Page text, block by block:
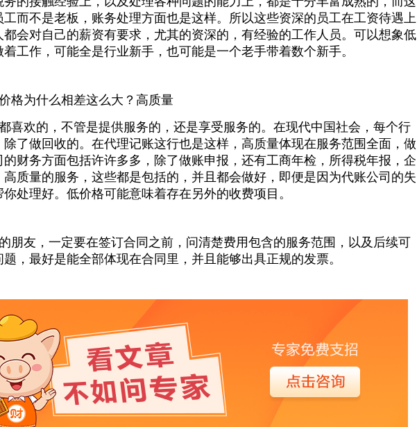
而不是老板，账务处理方面也是这样。所以这些资深的员工在工资待遇上
会对自己的薪资有要求，尤其的资深的，有经验的工作人员。可以想象低
工作，可能全是行业新手，也可能是一个老手带着数个新手。
格为什么相差这么大？高质量
喜欢的，不管是提供服务的，还是享受服务的。在现代中国社会，每个行
了做回收的。在代理记账这行也是这样，高质量体现在服务范围全面，做
财务方面包括许许多多，除了做账申报，还有工商年检，所得税年报，企
质量的服务，这些都是包括的，并且都会做好，即便是因为代账公司的失
处理好。低价格可能意味着存在另外的收费项目。
朋友，一定要在签订合同之前，问清楚费用包含的服务范围，以及后续可
，最好是能全部体现在合同里，并且能够出具正规的发票。